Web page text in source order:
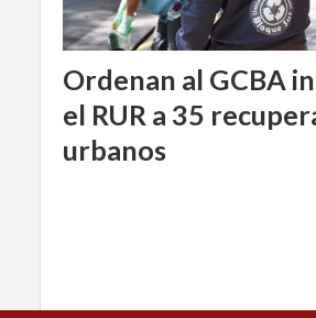
Ordenan al GCBA
el RUR a 35
urbanos